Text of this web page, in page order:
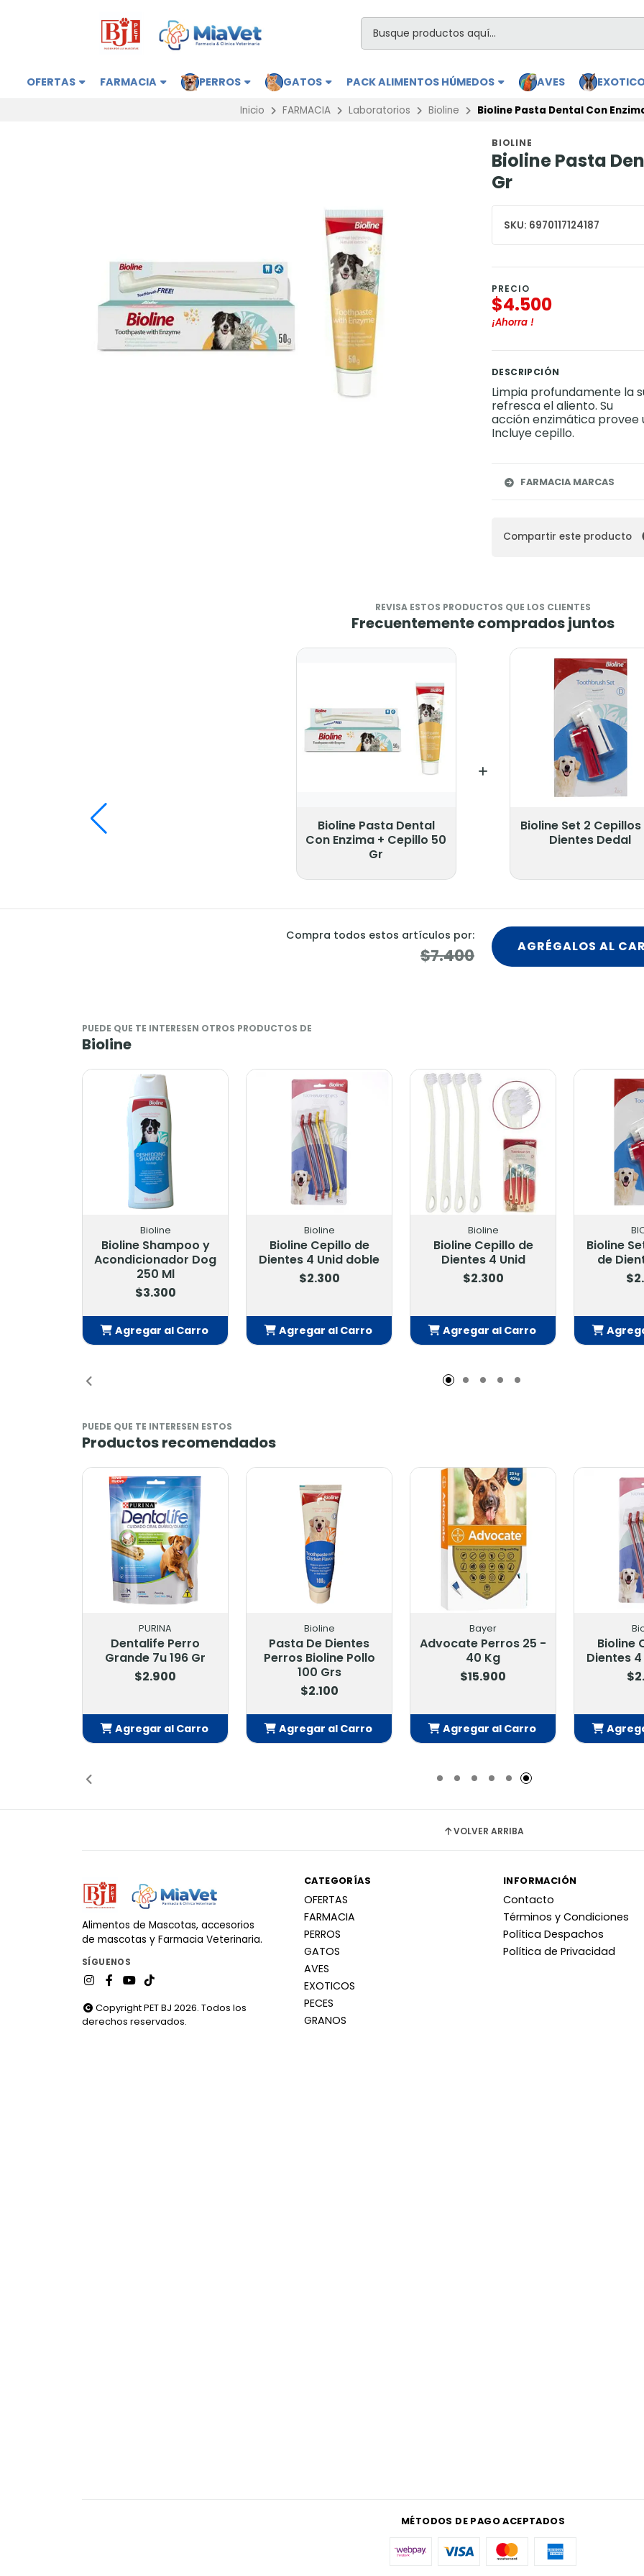
OFERTAS FARMACIA PERROS GATOS PACK ALIMENTOS HÚMEDOS AVES
Inicio FARMACIA Laboratorios Bioline Bioline Pasta Dental Con
BIOLINE
Bioline Pasta
Gr
SKU: 6970117124187
PRECIO
$4.500
¡Ahorra !
DESCRIPCIÓN
Limpia profundamente la
refresca el aliento. Su
acción enzimática
Incluye cepillo.
FARMACIA MARCAS
Compartir este producto
REVISA ESTOS PRODUCTOS QUE LOS CLIENTES
Frecuentemente comprados juntos
Bioline Pasta Dental
Con Enzima + Cepillo 50
Gr
Bioline Set 2
Dientes Dedal
Compra todos estos artículos por:
$7.400 AGRÉGALOS AL
PUEDE QUE TE INTERESEN OTROS PRODUCTOS DE
Bioline
Bioline
Bioline Shampoo y
Acondicionador Dog
250 Ml
$3.300
Agregar al Carro
Bioline
Bioline Cepillo de
Dientes 4 Unid doble
$2.300
Agregar al Carro
Bioline
Bioline Cepillo de
Dientes 4 Unid
$2.300
Agregar al Carro
Bioline
de
PUEDE QUE TE INTERESEN ESTOS
Productos recomendados
PURINA
Dentalife Perro
Grande 7u 196 Gr
$2.900
Agregar al Carro
Bioline
Pasta De Dientes
Perros Bioline Pollo
100 Grs
$2.100
Agregar al Carro
Bayer
Advocate Perros 25 -
40 Kg
$15.900
Agregar al Carro
Bioline
Dientes
VOLVER ARRIBA
Alimentos de Mascotas, accesorios
de mascotas y Farmacia Veterinaria.
SÍGUENOS
Copyright PET BJ 2026. Todos los
derechos reservados.
CATEGORÍAS
OFERTAS
FARMACIA
PERROS
GATOS
AVES
EXOTICOS
PECES
GRANOS
INFORMACIÓN
Contacto
Términos y Condiciones
Política Despachos
Política de Privacidad
MÉTODOS DE PAGO ACEPTADOS